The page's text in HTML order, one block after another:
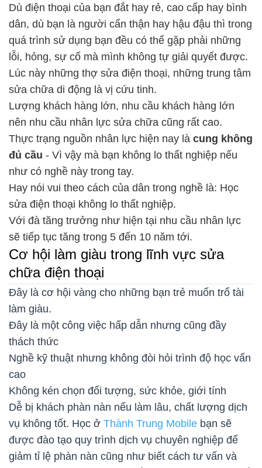
Dù điện thoại của bạn đắt hay rẻ, cao cấp hay bình
dân, dù bạn là người cẩn thận hay hậu đậu thì trong
quá trình sử dụng bạn đều có thể gặp phải những
lỗi, hỏng, sự cố mà mình không tự giải quyết được.
Lúc này những thợ sửa điện thoại, những trung tâm
sửa chữa di động là vị cứu tinh.
Lượng khách hàng lớn, nhu cầu khách hàng lớn
nên nhu cầu nhân lực sửa chữa cũng rất cao.
Thực trạng nguồn nhân lực hiện nay là cung không
đủ cầu - Vì vậy mà bạn không lo thất nghiệp nếu
như có nghề này trong tay.
Hay nói vui theo cách của dân trong nghề là: Học
sửa điện thoại không lo thất nghiệp.
Với đà tăng trưởng như hiện tại nhu cầu nhân lực
sẽ tiếp tục tăng trong 5 đến 10 năm tới.
Cơ hội làm giàu trong lĩnh vực sửa
chữa điện thoại
Đây là cơ hội vàng cho những bạn trẻ muốn trổ tài
làm giàu.
Đây là một công việc hấp dẫn nhưng cũng đầy
thách thức
Nghề kỹ thuật nhưng không đòi hỏi trình độ học vấn
cao
Không kén chọn đối tượng, sức khỏe, giới tính
Dễ bị khách phàn nàn nếu làm lâu, chất lượng dịch
vụ không tốt. Học ở Thành Trung Mobile bạn sẽ
được đào tạo quy trình dịch vụ chuyên nghiệp để
giảm tỉ lệ phàn nàn cũng như biết cách tư vấn và